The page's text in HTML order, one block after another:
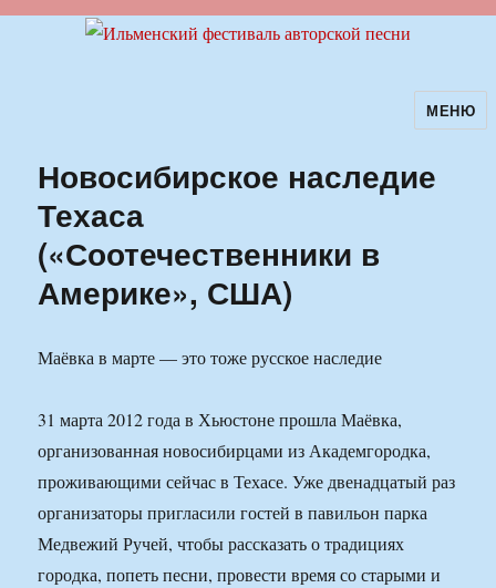
Ильменский фестиваль авторскойМЕНЮ
Новосибирское наследие
Техаса
(«Соотечественники в
Америке», США)
Маёвка в марте — это тоже русское наследие
31 марта 2012 года в Хьюстоне прошла Маёвка,
организованная новосибирцами из Академгородка,
проживающими сейчас в Техасе. Уже двенадцатый раз
организаторы пригласили гостей в павильон парка
Медвежий Ручей, чтобы рассказать о традициях
городка, попеть песни, провести время со старыми и